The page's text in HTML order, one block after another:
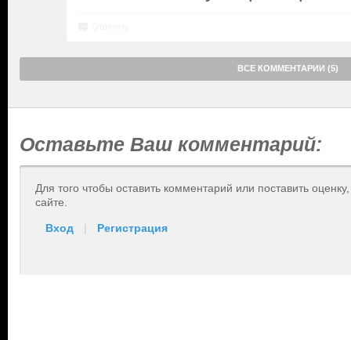
ВСЕ КОММЕНТАРИИ (5)
Оставьте Ваш комментарий:
Для того чтобы оставить комментарий или поставить
сайте.
Вход | Регистрация